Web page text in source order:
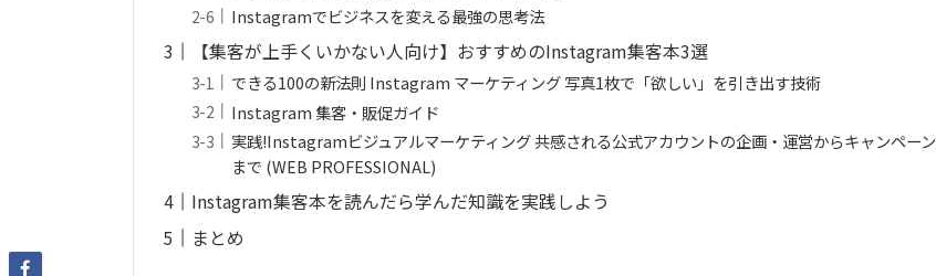
Instagramでビジネスを変える最強の思考法
【集客が上手くいかない人向け】おすすめのInstagram集客本3選
できる100の新法則 Instagram マーケティング 写真1枚で「欲しい」を引き出す技術
Instagram 集客・販促ガイド
実践!Instagramビジュアルマーケティング 共感される公式アカウントの企画・運営からキャンペーン
まで (WEB PROFESSIONAL)
Instagram集客本を読んだら学んだ知識を実践しよう
まとめ